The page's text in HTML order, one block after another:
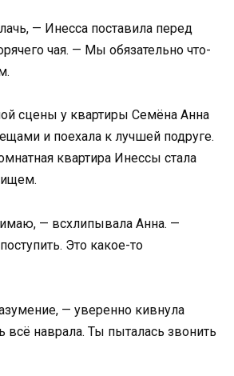
— Инесса поставила перед
чая. — Мы обязательно что-
сцены у квартиры Семёна Анна
и поехала к лучшей подруге.
квартира Инессы стала
— всхлипывала Анна. —
Это какое-то
— уверенно кивнула
всё наврала. Ты пыталась звонить